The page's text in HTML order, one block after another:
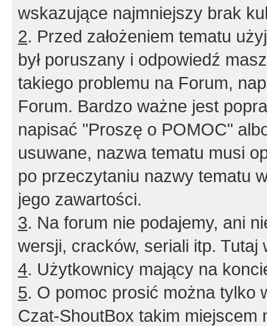
wskazujące najmniejszy brak
2. Przed założeniem tematu
był poruszany i odpowiedź
takiego problemu na Forum,
Forum. Bardzo ważne jest
napisać "Proszę o POMOC"
usuwane, nazwa tematu musi
po przeczytaniu nazwy tematu
jego zawartości.
3. Na forum nie podajemy, ani
wersji, cracków, seriali itp. Tutaj
4. Użytkownicy mający na
5. O pomoc prosić można tylko
Czat-ShoutBox takim miejscem